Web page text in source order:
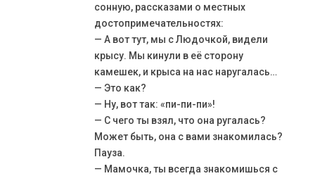
сонную, рассказами о местных
достопримечательностях:
— А вот тут, мы с Людочкой, видели
крысу. Мы кинули в её сторону
камешек, и крыса на нас наругалась…
— Это как?
— Ну, вот так: «пи-пи-пи»!
— С чего ты взял, что она ругалась?
Может быть, она с вами знакомилась?
Пауза.
— Мамочка, ты всегда знакомишься с